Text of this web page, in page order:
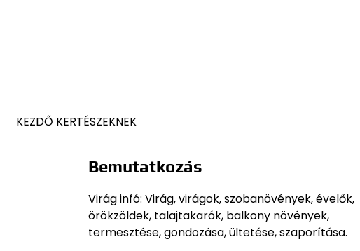
KEZDŐ KERTÉSZEKNEK
Bemutatkozás
Virág infó: Virág, virágok, szobanövények, évelők,
örökzöldek, talajtakarók, balkony növények,
termesztése, gondozása, ültetése, szaporítása.